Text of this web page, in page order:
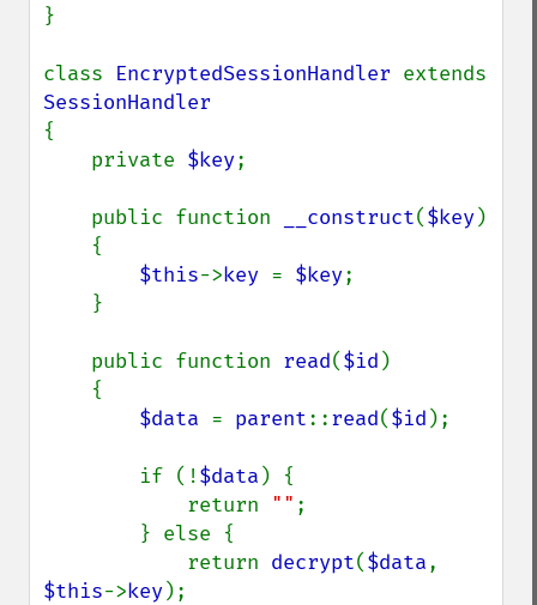
}
class EncryptedSessionHandler
{
    private
$key;
    public function
__construct($key)
$this->key = $key;
    public function
read($id )
$data = parent::read($id );
        if (!
$data ) {
            return
"" ;
            return
decrypt($data
$this->key);